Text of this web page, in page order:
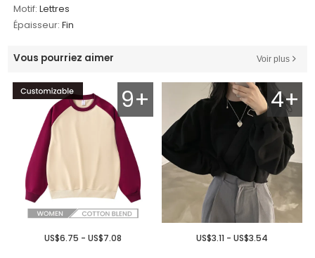
Motif: Lettres
Épaisseur: Fin
Vous pourriez aimer Voir plus
9+
US$6.75 - US$7.08
4+
US$3.11 - US$3.54